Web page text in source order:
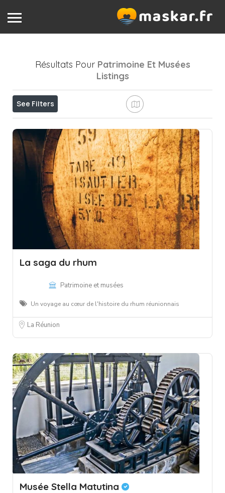
Résultats Pour Patrimoine Et Musées
Listings
See Filters
La saga du rhum
Patrimoine et musées
Un voyage au cœur de l'histoire du rhum réunionnais
La Réunion
Musée Stella Matutina